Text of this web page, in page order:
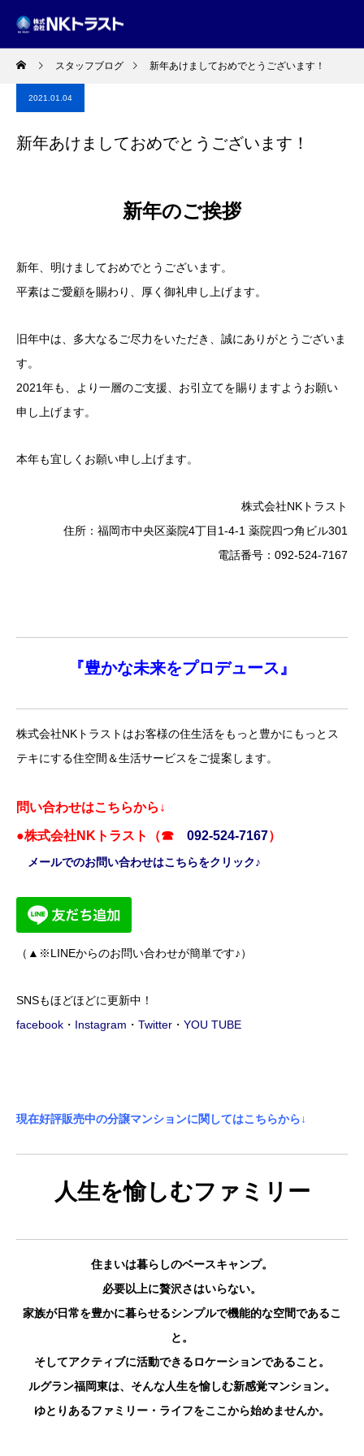
スタッフブログ 新年あけましておめでとうございます！
2021.01.04
新年あけましておめでとうございます！
新年のご挨拶
新年、明けましておめでとうございます。
平素はご愛顧を賜わり、厚く御礼申し上げます。
旧年中は、多大なるご尽力をいただき、誠にありがとうございま
す。
2021年も、より一層のご支援、お引立てを賜りますようお願い
申し上げます。
本年も宜しくお願い申し上げます。
株式会社NKトラスト
住所：福岡市中央区薬院4丁目1-4-1 薬院四つ角ビル301
電話番号：092-524-7167
『豊かな未来をプロデュース』
株式会社NKトラストはお客様の住生活をもっと豊かにもっとス
テキにする住空間＆生活サービスをご提案します。
問い合わせはこちらから↓
●株式会社NKトラスト（☎ 092-524-7167）
メールでのお問い合わせはこちらをクリック♪
（▲※LINEからのお問い合わせが簡単です♪）
SNSもほどほどに更新中！
facebook ・ Instagram ・ Twitter ・ YOU TUBE
現在好評販売中の分譲マンションに関してはこちらから↓
人生を愉しむファミリー
住まいは暮らしのベースキャンプ。
必要以上に贅沢さはいらない。
家族が日常を豊かに暮らせるシンプルで機能的な空間であるこ
と。
そしてアクティブに活動できるロケーションであること。
ルグラン福岡東は、そんな人生を愉しむ新感覚マンション。
ゆとりあるファミリー・ライフをここから始めませんか。